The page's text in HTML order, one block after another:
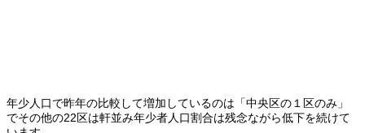
年少人口で昨年の比較して増加しているのは「中央区の１区のみ」
でその他の22区は軒並み年少者人口割合は残念ながら低下を続けて